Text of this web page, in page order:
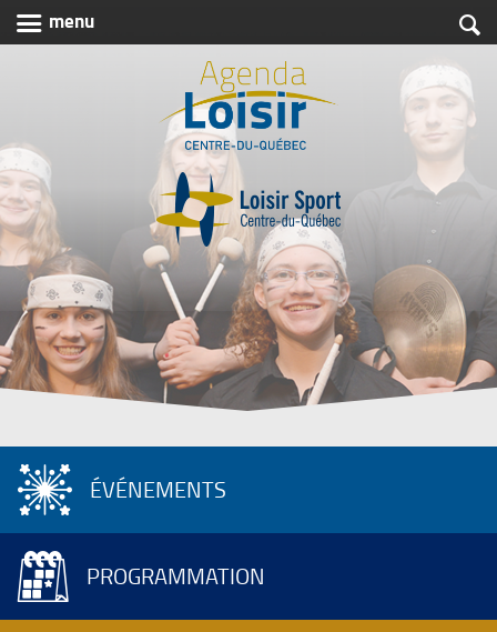
 menu 
Agenda
Loisir
Centre-
du-
Québec
ÉVÉNEMENTS
PROGRAMMATION